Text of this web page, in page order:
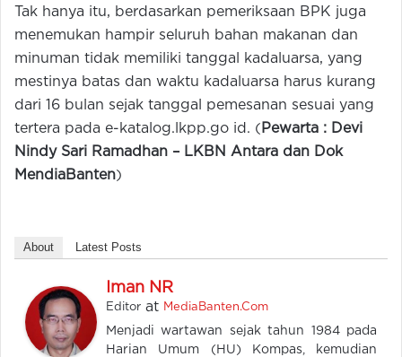
Tak hanya itu, berdasarkan pemeriksaan BPK juga
menemukan hampir seluruh bahan makanan dan
minuman tidak memiliki tanggal kadaluarsa, yang
mestinya batas dan waktu kadaluarsa harus kurang
dari 16 bulan sejak tanggal pemesanan sesuai yang
tertera pada e-katalog.lkpp.go id. ( Pewarta : Devi
Nindy Sari Ramadhan – LKBN Antara dan Dok
MendiaBanten)
About Latest Posts
Iman NR
Editor at MediaBanten.Com
Menjadi wartawan sejak tahun 1984 pada
Harian Umum (HU) Kompas, kemudian